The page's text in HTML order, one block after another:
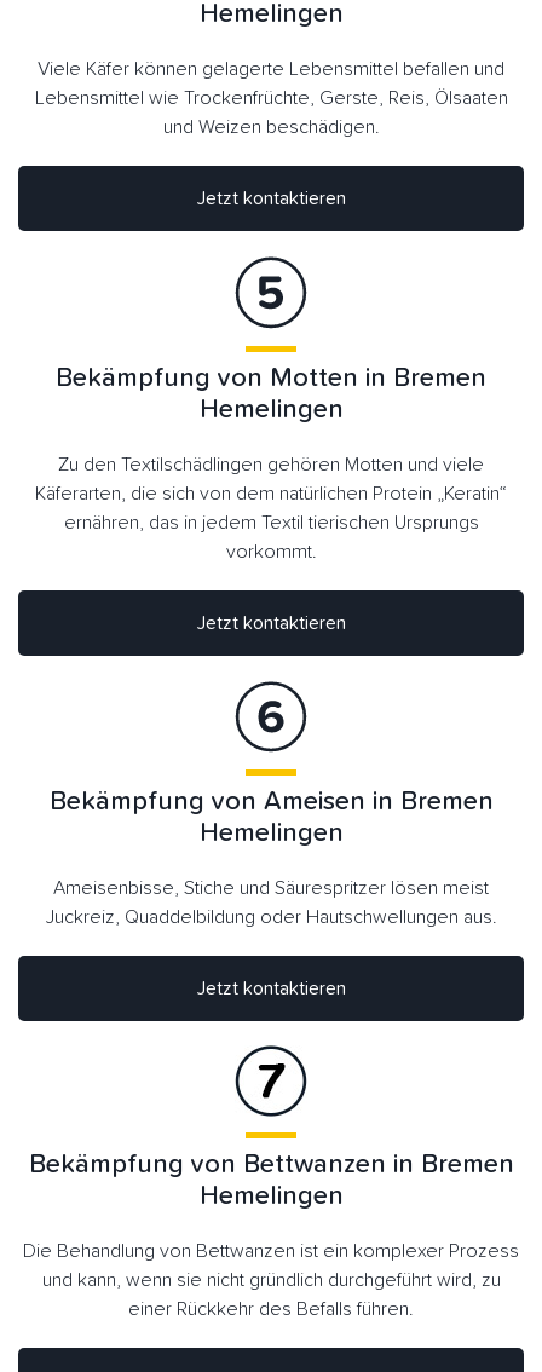
Jetzt kontaktieren
Hemelingen
Viele Käfer können gelagerte Lebensmittel befallen und
Lebensmittel wie Trockenfrüchte, Gerste, Reis, Ölsaaten
und Weizen beschädigen.
Bekämpfung von Motten in Bremen
Hemelingen
Zu den Textilschädlingen gehören Motten und viele
Käferarten, die sich von dem natürlichen Protein „Keratin“
ernähren, das in jedem Textil tierischen Ursprungs
vorkommt.
Jetzt kontaktieren
Jetzt kontaktieren
Bekämpfung von Ameisen in Bremen
Hemelingen
Ameisenbisse, Stiche und Säurespritzer lösen meist
Juckreiz, Quaddelbildung oder Hautschwellungen aus.
Bekämpfung von Bettwanzen in Bremen
Hemelingen
Die Behandlung von Bettwanzen ist ein komplexer Prozess
und kann, wenn sie nicht gründlich durchgeführt wird, zu
einer Rückkehr des Befalls führen.